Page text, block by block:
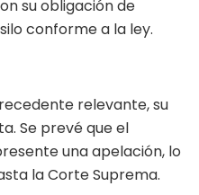
su obligación de
conforme a la ley.
relevante, su
Se prevé que el
una apelación, lo
la Corte Suprema.